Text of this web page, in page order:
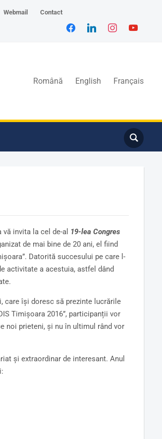
Webmail Contact
Română English Français
invita la cel de-al 19-lea Congres
de mai bine de 20 ani, el fiind
Datorită succesului pe care l-
activitate a acestuia, astfel dând
care își doresc să prezinte lucrările
Timișoara 2016”, participanții vor
noi prieteni, și nu în ultimul rând vor
și extraordinar de interesant. Anul